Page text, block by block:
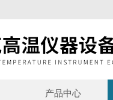
产品中心